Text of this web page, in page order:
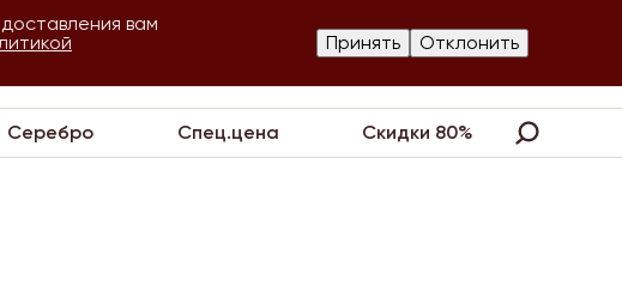
VIP Партнеры Контакты
Серебро Спец.цена Скидки 80%
вам
Принять Отклонить